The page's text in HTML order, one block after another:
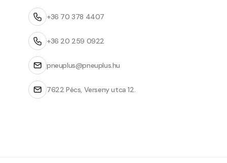
+36 70 378 4407
+36 20 259 0922
pneuplus@pneuplus.hu
7622 Pécs, Verseny utca 12.